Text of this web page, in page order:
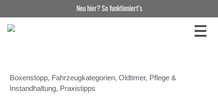
Boxenstopp, Fahrzeugkategorien, Oldtimer, Pflege &
Instandhaltung, Praxistipps
Neu hier? So funktioniert’s